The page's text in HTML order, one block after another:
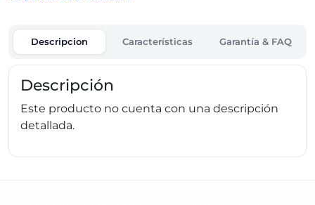
Descripcion Características Garantía & FAQ
Descripción
Este producto no cuenta con una descripción
detallada.